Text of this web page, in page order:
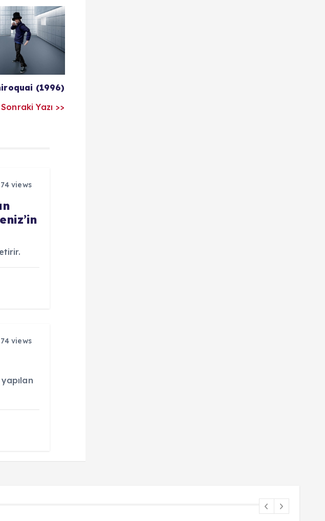
(1996)
Sonraki Yazı >>
views
views